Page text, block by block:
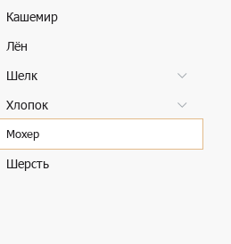
Кашемир
Лён
Шелк
Хлопок
Мохер
Шерсть